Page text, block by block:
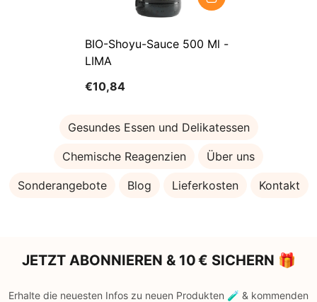
BIO-Shoyu-Sauce 500 Ml -
LIMA
€10,84
Gesundes Essen und Delikatessen
Chemische Reagenzien Über uns
Sonderangebote Blog Lieferkosten Kontakt
JETZT ABONNIEREN & 10 € SICHERN 🎁
Erhalte die neuesten Infos zu neuen Produkten 🧪 & kommenden